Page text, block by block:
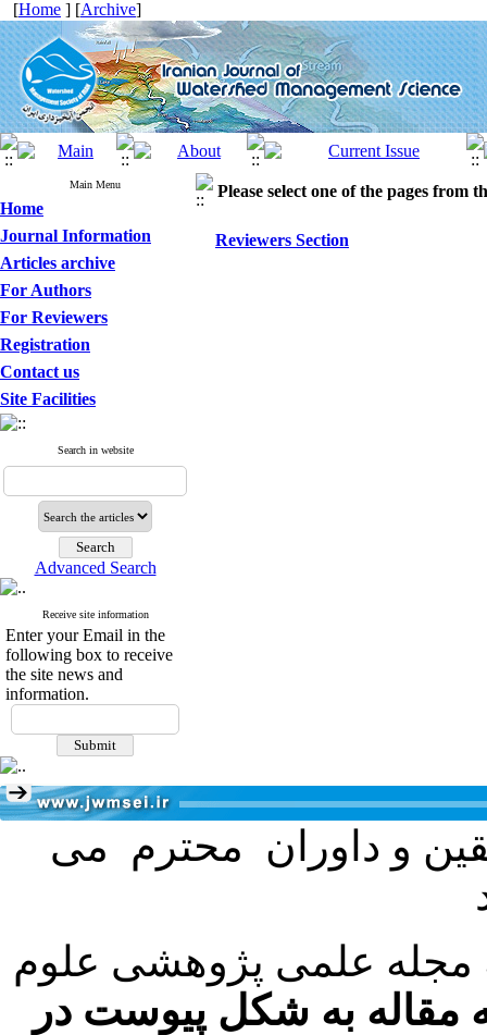
[Home ] [Archive]
Main Menu
Home
Journal Information
Articles archive
For Authors
For Reviewers
Registration
Contact us
Site Facilities
Search in website
Advanced Search
Receive site information
Enter your Email in the
following box to receive
the site news and
information.
Please select one of the pages from
Reviewers Section
و داوران محترم می
مجله علمی پژوهشی علوم
مقاله به شکل پیوست در